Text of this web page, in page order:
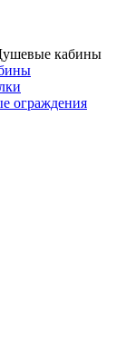
кабины
ограждения